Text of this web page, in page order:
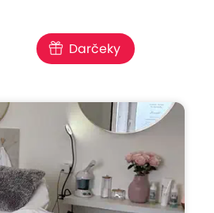
Darčeky